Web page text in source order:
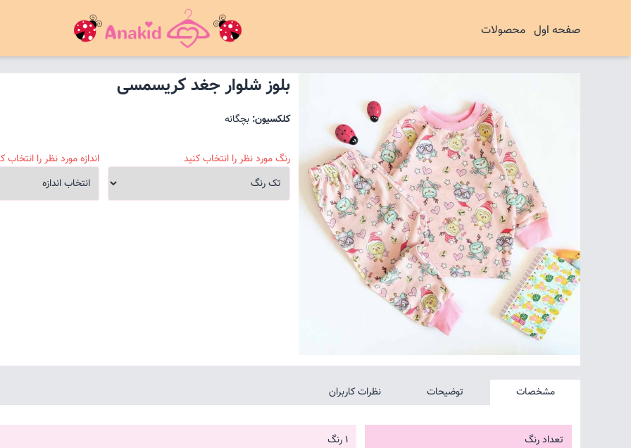
صفحه اول محصولات
بلوز شلوار جغد کریسمسی
کلکسیون: بچگانه
رنگ مورد نظر را انتخاب کنید اندازه مورد نظر را انتخاب
مشخصات توضیحات نظرات کاربران
تعداد رنگ 1 رنگ